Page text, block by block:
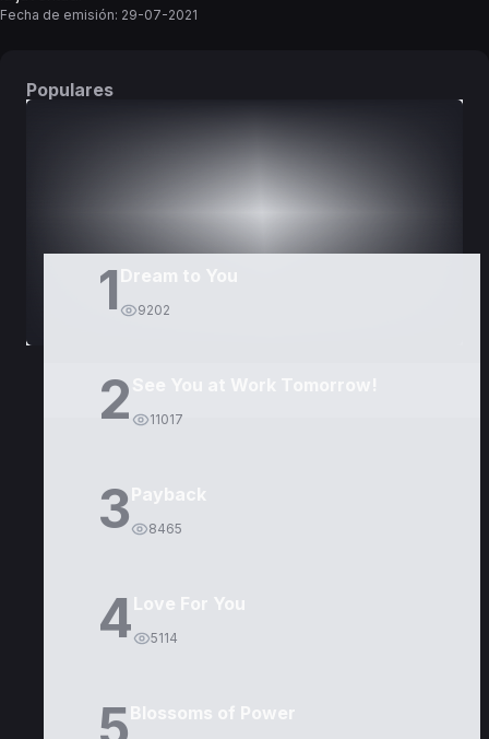
Fecha de emisión: 29-07-2021
Populares
1 9202
2 11017
3Payback
8465
4Love For You
5114
Blossoms of Power